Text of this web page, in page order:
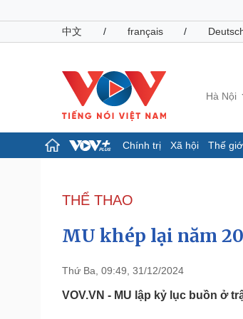
中文
/ français /
Hà Nội
Chính trị Xã hội Thế
Đảng
Tổ chức nhân sự
Nhận diện sự thật
Dấu
Pháp luật
Quân
THỂ THAO
MU khép lại năm
Thứ Ba, 09:49, 31/12/2024
VOV.VN - MU lập kỷ lục buồn ở